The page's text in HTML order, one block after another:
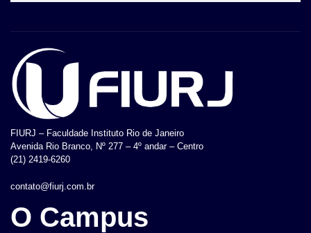
FIURJ – Faculdade Instituto Rio de Janeiro
Avenida Rio Branco, Nº 277 – 4º andar – Centro
(21) 2419-6260
contato@fiurj.com.br
O Campus